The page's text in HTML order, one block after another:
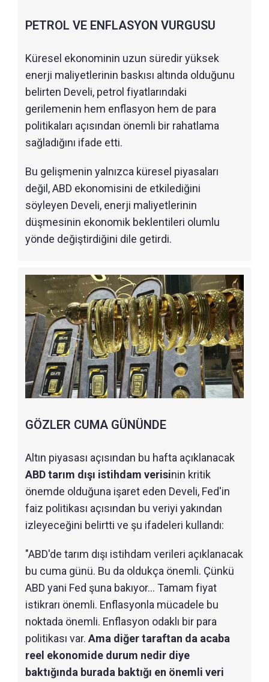
PETROL VE ENFLASYON VURGUSU
Küresel ekonominin uzun süredir yüksek
enerji maliyetlerinin baskısı altında olduğunu
belirten Develi, petrol fiyatlarındaki
gerilemenin hem enflasyon hem de para
politikaları açısından önemli bir rahatlama
sağladığını ifade etti.
Bu gelişmenin yalnızca küresel piyasaları
değil, ABD ekonomisini de etkilediğini
söyleyen Develi, enerji maliyetlerinin
düşmesinin ekonomik beklentileri olumlu
yönde değiştirdiğini dile getirdi.
GÖZLER CUMA GÜNÜNDE
Altın piyasası açısından bu hafta açıklanacak
ABD tarım dışı istihdam verisinin kritik
önemde olduğuna işaret eden Develi, Fed'in
faiz politikası açısından bu veriyi yakından
izleyeceğini belirtti ve şu ifadeleri kullandı:
"ABD'de tarım dışı istihdam verileri açıklanacak
bu cuma günü. Bu da oldukça önemli. Çünkü
ABD yani Fed şuna bakıyor... Tamam fiyat
istikrarı önemli. Enflasyonla mücadele bu
noktada önemli. Enflasyon odaklı bir para
politikası var. Ama diğer taraftan da acaba
reel ekonomide durum nedir diye
baktığında burada baktığı en önemli veri